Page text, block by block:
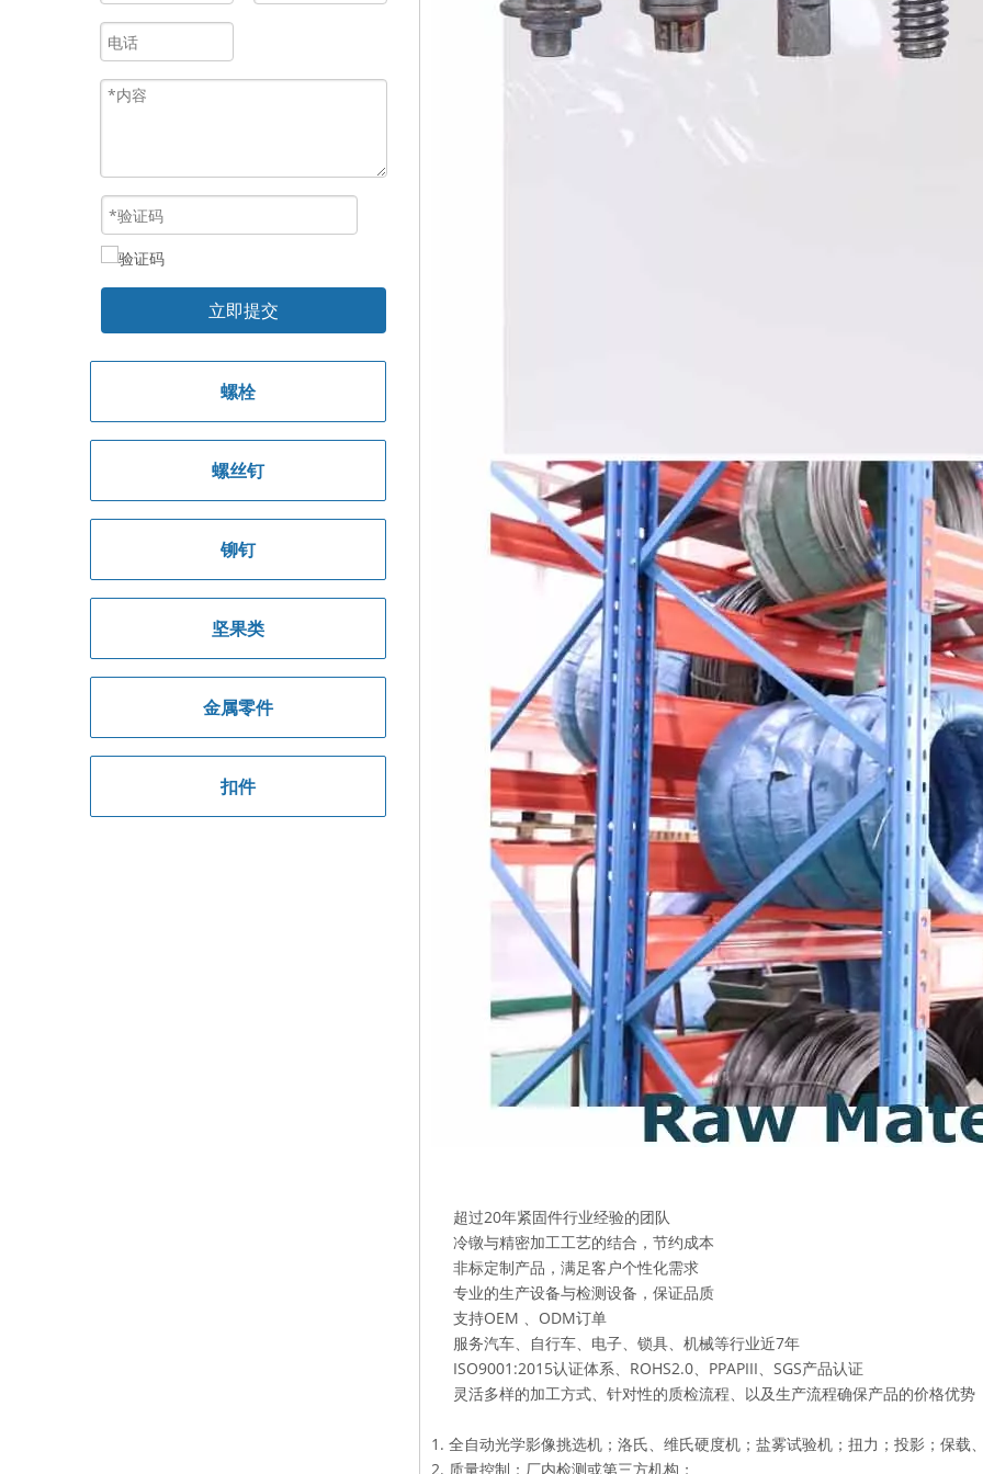
立即提交
螺栓
螺丝钉
铆钉
坚果类
金属零件
扣件
超过20年紧固件行业经验的团队
冷镦与精密加工工艺的结合，节约成本
非标定制产品，满足客户个性化需求
专业的生产设备与检测设备，保证品质
支持OEM 、ODM订单
服务汽车、自行车、电子、锁具、机械等行业近7年
ISO9001:2015认证体系、ROHS2.0、PPAPIII、SGS产品认证
灵活多样的加工方式、针对性的质检流程、以及生产流程确保产品的价格优势
1. 全自动光学影像挑选机；洛氏、维氏硬度机；盐雾试验机；扭力；投影；保载
2. 质量控制：厂内检测或第三方机构；